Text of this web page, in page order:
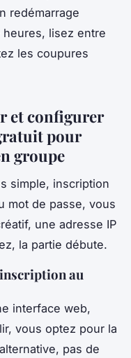
redémarrage
lisez entre
les coupures
et configurer
pour
groupe
simple, inscription
mot de passe, vous
une adresse IP
la partie débute.
au
interface web,
vous optez pour la
pas de